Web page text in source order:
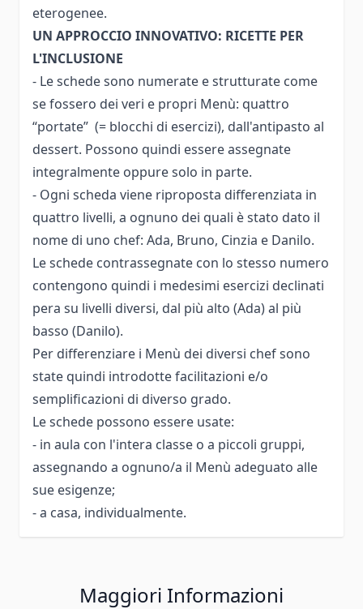
eterogenee.
UN APPROCCIO INNOVATIVO: RICETTE PER
L'INCLUSIONE
- Le schede sono numerate e strutturate come
se fossero dei veri e propri Menù: quattro
“portate” (= blocchi di esercizi), dall'antipasto al
dessert. Possono quindi essere assegnate
integralmente oppure solo in parte.
- Ogni scheda viene riproposta differenziata in
quattro livelli, a ognuno dei quali è stato dato il
nome di uno chef: Ada, Bruno, Cinzia e Danilo.
Le schede contrassegnate con lo stesso numero
contengono quindi i medesimi esercizi declinati
pera su livelli diversi, dal più alto (Ada) al più
basso (Danilo).
Per differenziare i Menù dei diversi chef sono
state quindi introdotte facilitazioni e/o
semplificazioni di diverso grado.
Le schede possono essere usate:
- in aula con l'intera classe o a piccoli gruppi,
assegnando a ognuno/a il Menù adeguato alle
sue esigenze;
- a casa, individualmente.
Maggiori Informazioni